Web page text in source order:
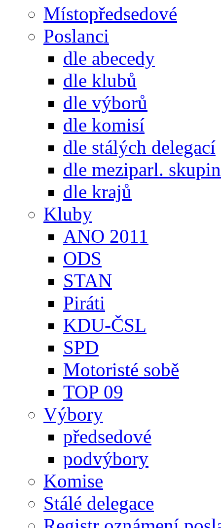
Místopředsedové
Poslanci
dle abecedy
dle klubů
dle výborů
dle komisí
dle stálých delegací
dle meziparl. skupin
dle krajů
Kluby
ANO 2011
ODS
STAN
Piráti
KDU-ČSL
SPD
Motoristé sobě
TOP 09
Výbory
předsedové
podvýbory
Komise
Stálé delegace